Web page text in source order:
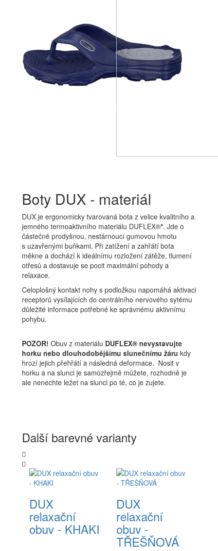
Boty DUX - materiál
DUX je ergonomicky tvarovaná bota z velice kvalitního a
jemného termoaktivního materiálu DUFLEX®*. Jde o
částečně prodyšnou, nestárnoucí gumovou hmotu
s uzavřenými buňkami. Při zatížení a zahřátí bota
měkne a dochází k ideálnímu rozložení zátěže, tlumení
otřesů a dostavuje se pocit maximální pohody a
relaxace.
Celoplošný kontakt nohy s podložkou napomáhá aktivaci
receptorů vysílajících do centrálního nervového sytému
důležité informace potřebné ke správnému aktivnímu
pohybu.
POZOR! Obuv z materiálu DUFLEX® nevystavujte
horku nebo dlouhodobějšímu slunečnímu žáru kdy
hrozí jejich přehřátí a následná deformace. Nosit v
horku a na slunci je samozřejmě můžete, rozhodně je
ale nenechte ležet na slunci po té, co je zujete.
Další barevné varianty
DUX
relaxační
obuv - KHAKI
DUX
relaxační
obuv -
TŘEŠŇOVÁ